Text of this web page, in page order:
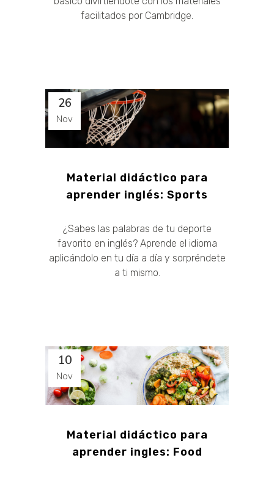
facilitados por Cambridge.
26
Nov
Material didáctico para
aprender inglés: Sports
¿Sabes las palabras de tu deporte
favorito en inglés? Aprende el idioma
aplicándolo en tu día a día y sorpréndete
a ti mismo.
10
Nov
Material didáctico para
aprender ingles: Food